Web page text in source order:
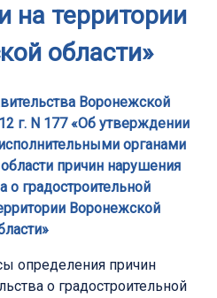
на территории
области»
Воронежской
г. N 177 «Об утверждении
органами
причин нарушения
о градостроительной
Воронежской
определения причин
о градостроительной